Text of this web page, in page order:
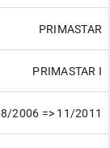
PRIMASTAR
PRIMASTAR I
2006 => 11/2011